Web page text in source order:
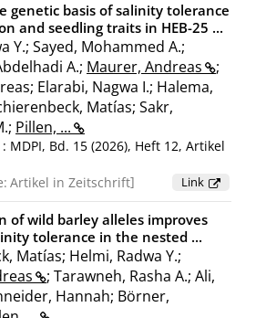
genetic basis of salinity tolerance
and seedling traits in HEB-25 ...
Y.; Sayed, Mohammed A.;
A.; Maurer, Andreas
;
Elarabi, Nagwa I.; Halema,
Matías; Sakr,
Pillen, ...
MDPI, Bd. 15 (2026), Heft 12, Artikel
Artikel in Zeitschrift Link
of wild barley alleles improves
tolerance in the nested ...
Matías; Helmi, Radwa Y.;
; Tarawneh, Rasha A.; Ali,
Hannah; Börner,